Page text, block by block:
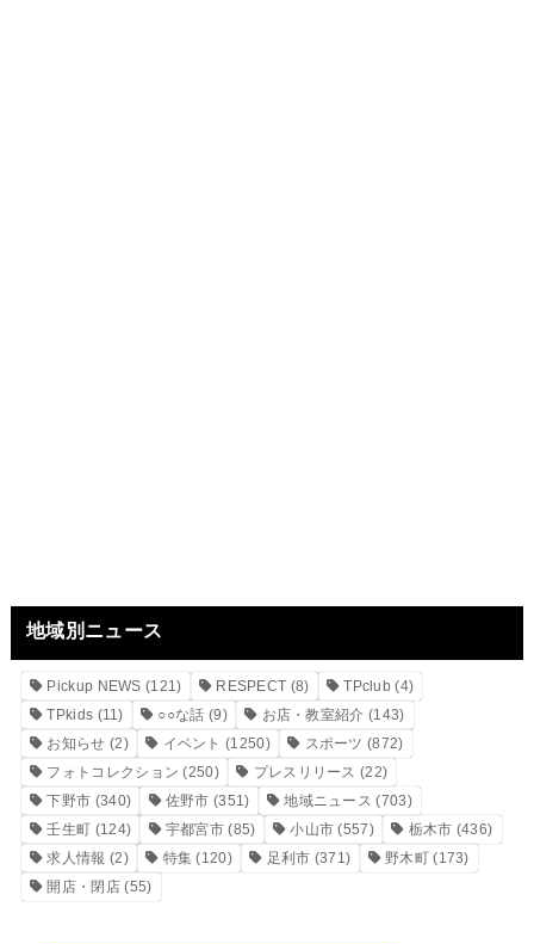
地域別ニュース
Pickup NEWS (121) RESPECT (8) TPclub (4)
TPkids (11) ○○な話 (9) お店・教室紹介 (143)
お知らせ (2) イベント (1250) スポーツ (872)
フォトコレクション (250) プレスリリース (22)
下野市 (340) 佐野市 (351) 地域ニュース (703)
壬生町 (124) 宇都宮市 (85) 小山市 (557) 栃木市 (436)
求人情報 (2) 特集 (120) 足利市 (371) 野木町(173)
開店・閉店(55)